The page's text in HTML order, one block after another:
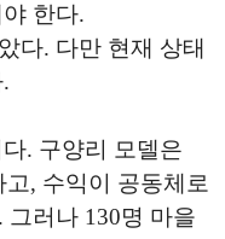
한다.
다. 다만 현재 상태
. 구양리 모델은
, 수익이 공동체로
러나 130명 마을